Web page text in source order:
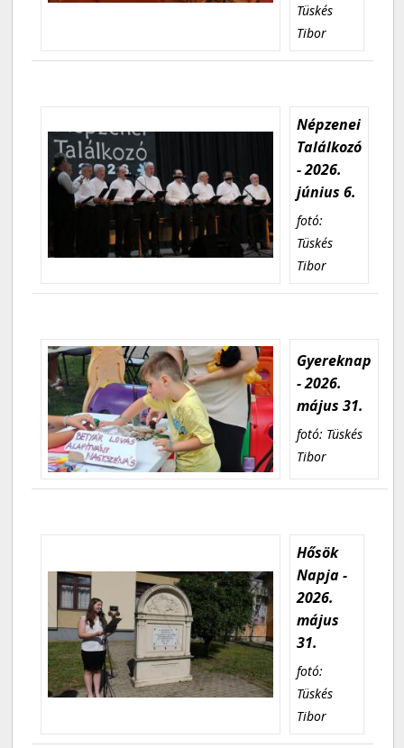
Tüskés
Tibor
Népzenei
Találkozó
- 2026.
június 6.
fotó:
Tüskés
Tibor
Gyereknap
- 2026.
május 31.
fotó: Tüskés
Tibor
Hősök
Napja -
2026.
május
31.
fotó:
Tüskés
Tibor